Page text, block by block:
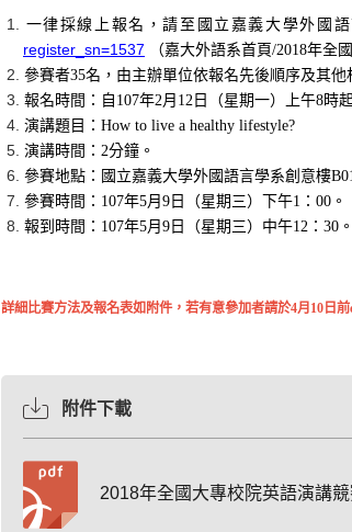
一律採線上報名，請至國立嘉義大學外國
register_sn=1537
（嘉大外語系首頁/2018年全
參賽者35名，由主辦單位依報名先後順序及其他
報名時間：自 107年2月 12 日（星期一）上午8時
演講題目： How to live a healthy lifestyle?
演講時間： 2分鐘。
參賽地點：國立嘉義大學外國語言學系創意樓
參賽時間： 107年5月 9 日（星期三）下午1 ： 00 。
報到時間： 107年5月 9 日（星期三）中午12 ： 30 。
詳細比賽方法及報名表如附件，若有意參加者請於4月10日
附件下載
2018年全國大專校院英語演講